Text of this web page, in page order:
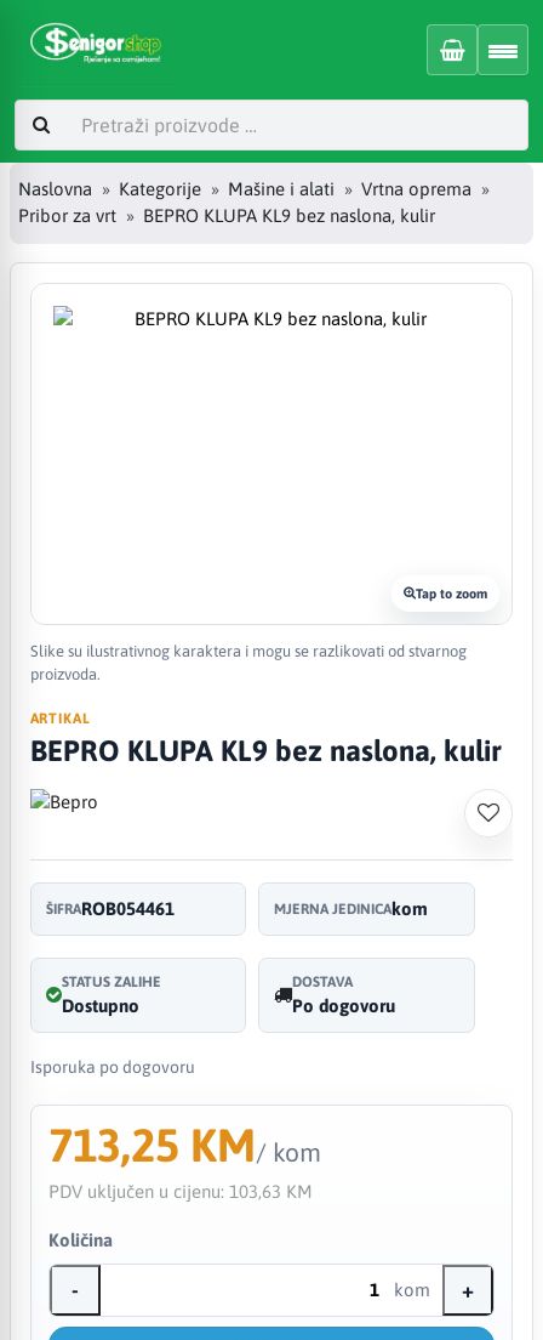
Naslovna Kategorije Mašine i alati
Vrtna oprema
Pribor za vrt
BEPRO KLUPA KL9 bez naslona, kulir
Tap to zoom
Slike su ilustrativnog karaktera i mogu se razlikovati od stvarnog
proizvoda.
ARTIKAL
BEPRO KLUPA KL9 bez naslona, kulir
ŠIFRAROB054461 MJERNA JEDINICAkom
STATUS ZALIHE
Dostupno
DOSTAVA
Po dogovoru
Isporuka po dogovoru
713,25 KM/ kom
PDV uključen u cijenu: 103,63 KM
Količina
- kom +